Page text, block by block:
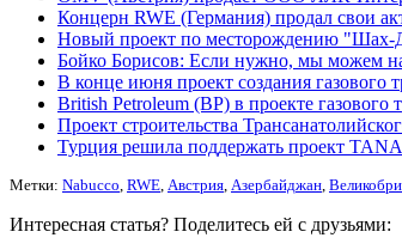
Концерн RWE (Германия) продал свои
Новый проект по месторождению "Шах-
Бойко Борисов: Если нужно, мы можем
В конце июня проект создания газового
British Petroleum (ВР) в проекте газового
Проект строительства
Турция решила поддержать проект
Метки: Nabucco RWE Австрия Азербайджан
Интересная статья? Поделитесь ей с друзьями: